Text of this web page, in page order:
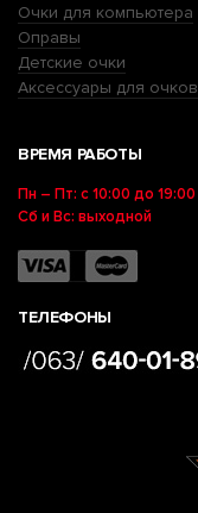
Очки для компьютера
Оправы
Детские очки
Аксессуары для очков
ВРЕМЯ РАБОТЫ
Пн – Пт: с 10:00 до 19:00
Сб и Вс: выходной
ТЕЛЕФОНЫ